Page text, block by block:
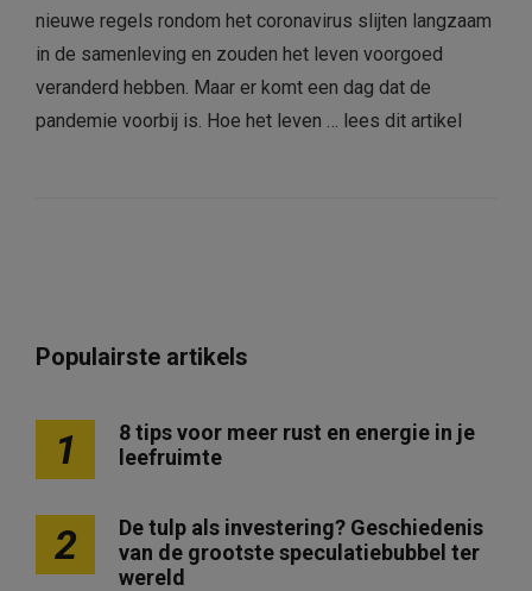
nieuwe regels rondom het coronavirus slijten langzaam
in de samenleving en zouden het leven voorgoed
veranderd hebben. Maar er komt een dag dat de
pandemie voorbij is. Hoe het leven … lees dit artikel
Populairste artikels
1
8 tips voor meer rust en energie in je
leefruimte
2
De tulp als investering? Geschiedenis
van de grootste speculatiebubbel ter
wereld